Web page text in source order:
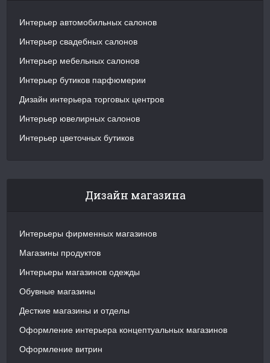
Интерьер автомобильных салонов
Интерьер свадебных салонов
Интерьер мебельных салонов
Интерьер бутиков парфюмерии
Дизайн интерьера торговых центров
Интерьер ювелирных салонов
Интерьер цветочных бутиков
Дизайн магазина
Интерьеры фирменных магазинов
Магазины продуктов
Интерьеры магазинов одежды
Обувные магазины
Десткие магазины и отделы
Оформление интерьера концептуальных магазинов
Оформление витрин